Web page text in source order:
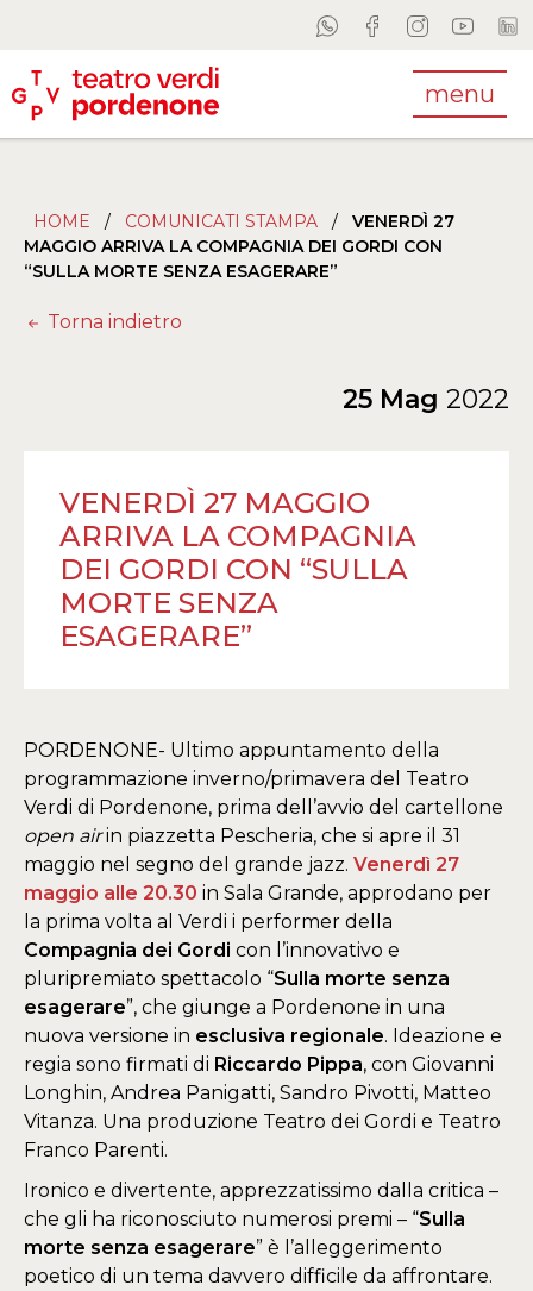
menu
HOME / COMUNICATI STAMPA /
VENERDÌ 27
MAGGIO ARRIVA LA COMPAGNIA DEI GORDI CON
“SULLA MORTE SENZA ESAGERARE”
Torna indietro
25 Mag 2022
VENERDÌ 27 MAGGIO
ARRIVA LA COMPAGNIA
DEI GORDI CON “SULLA
MORTE SENZA
ESAGERARE”
PORDENONE- Ultimo appuntamento della
programmazione inverno/primavera del Teatro
Verdi di Pordenone, prima dell’avvio del cartellone
open airin piazzetta Pescheria, che si apre il 31
maggio nel segno del grande jazz. Venerdì 27
maggio alle 20.30 in Sala Grande, approdano per
la prima volta al Verdi i performer della
Compagnia dei Gordi con l’innovativo e
pluripremiato spettacolo “Sulla morte senza
esagerare”, che giunge a Pordenone in una
nuova versione in esclusiva regionale. Ideazione e
regia sono firmati di Riccardo Pippa, con Giovanni
Longhin, Andrea Panigatti, Sandro Pivotti, Matteo
Vitanza. Una produzione Teatro dei Gordi e Teatro
Franco Parenti.
Ironico e divertente, apprezzatissimo dalla critica –
che gli ha riconosciuto numerosi premi – “Sulla
morte senza esagerare” è l’alleggerimento
poetico di un tema davvero difficile da affrontare.